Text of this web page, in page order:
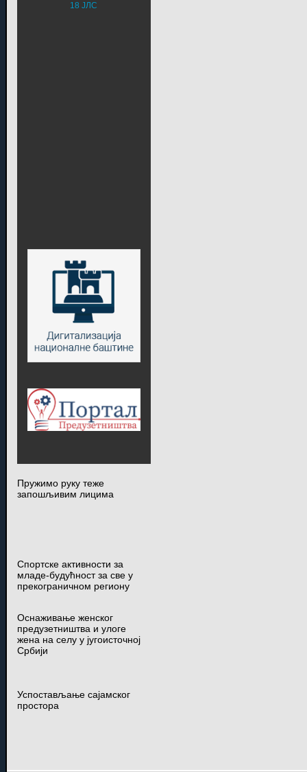
18 ЈЛС
Пружимо руку теже
запошљивим лицима
Спортске активности за
младе-будућност за све у
прекограничном региону
Оснаживање женског
предузетништва и улоге
жена на селу у југоисточној
Србији
Успостављање сајамског
простора